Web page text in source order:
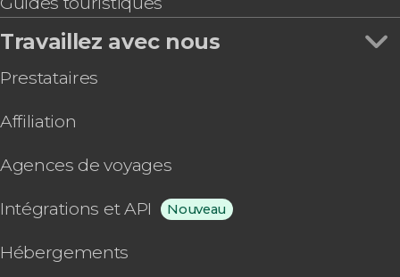
Travaillez avec nous
Prestataires
Affiliation
Agences de voyages
Intégrations et API Nouveau
Hébergements